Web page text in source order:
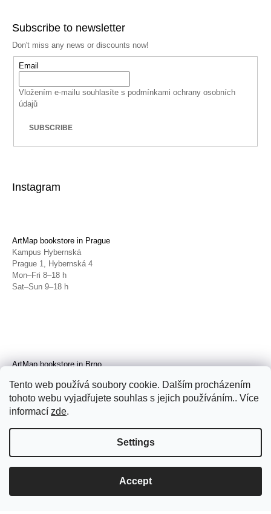
Tento web používá soubory cookie. Dalším procházením
tohoto webu vyjadřujete souhlas s jejich používáním.. Více
informací zde.
Settings
Accept
Subscribe to newsletter
Don't miss any news or discounts now!
Email
Vložením e-mailu souhlasíte s podmínkami ochrany osobních
údajů
SUBSCRIBE
Instagram
ArtMap bookstore in Prague
Kampus Hybernská
Prague 1, Hybernská 4
Mon–Fri 8–18 h
Sat–Sun 9–18 h
ArtMap bookstore in Brno
Brno, Radnická 4
Tue–Fri 11–19 h
Sat 14–19 h
© 2026 ArtMap. All rights reserved.